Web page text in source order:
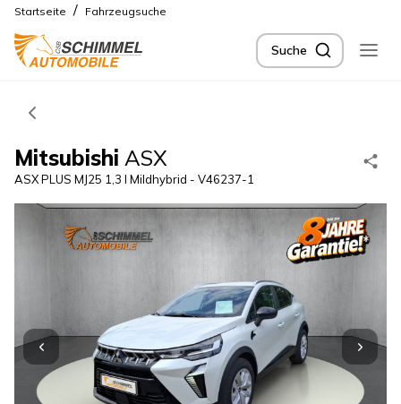
Startseite / Fahrzeugsuche
Suche
Mitsubishi ASX
ASX PLUS MJ25 1,3 l Mildhybrid - V46237-1